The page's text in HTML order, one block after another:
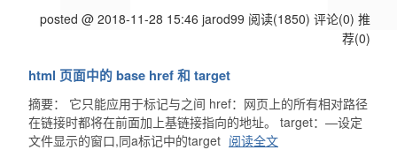
posted @ 2018-11-28 15:46 jarod99 阅读(1850) 评论(0) 推
荐(0)
html 页面中的 base href 和 target
摘要： 它只能应用于标记与之间 href：网页上的所有相对路径
在链接时都将在前面加上基链接指向的地址。 target：—设定
文件显示的窗口,同a标记中的target 阅读全文